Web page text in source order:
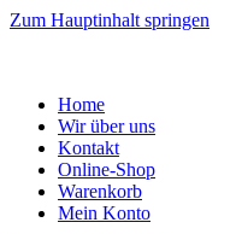
Zum Hauptinhalt springen
Home
Wir über uns
Kontakt
Online-Shop
Warenkorb
Mein Konto